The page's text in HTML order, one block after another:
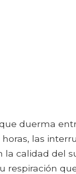
duerma
las
calidad del
respiración